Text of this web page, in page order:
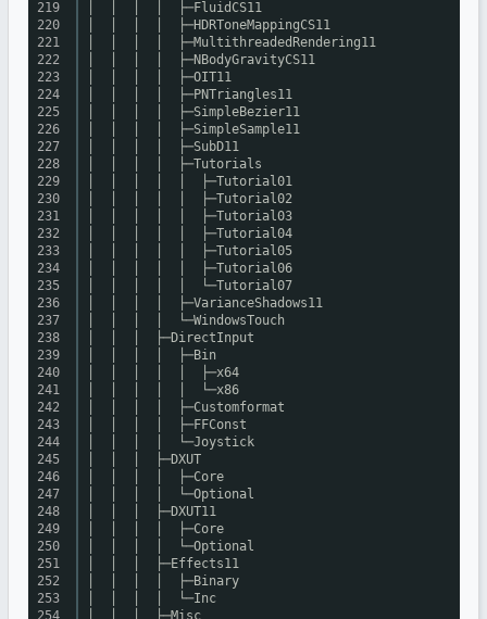
219
220
221
222
223
224
225
226
227
228
229
230
231
232
233
234
235
236
237
238
239
240
241
242
243
244
245
246
247
248
249
250
251
252
253
254
│ │ │ │ ├─FluidCS11
│ │ │ │ ├─HDRToneMappingCS11
│ │ │ │ ├─MultithreadedRendering11
│ │ │ │ ├─NBodyGravityCS11
│ │ │ │ ├─OIT11
│ │ │ │ ├─PNTriangles11
│ │ │ │ ├─SimpleBezier11
│ │ │ │ ├─SimpleSample11
│ │ │ │ ├─SubD11
│ │ │ │ ├─Tutorials
│ │ │ │ │ ├─Tutorial01
│ │ │ │ │ ├─Tutorial02
│ │ │ │ │ ├─Tutorial03
│ │ │ │ │ ├─Tutorial04
│ │ │ │ │ ├─Tutorial05
│ │ │ │ │ ├─Tutorial06
│ │ │ │ │ └─Tutorial07
│ │ │ │ ├─VarianceShadows11
│ │ │ │ └─WindowsTouch
│ │ │ ├─DirectInput
│ │ │ │ ├─Bin
│ │ │ │ │ ├─x64
│ │ │ │ │ └─x86
│ │ │ │ ├─Customformat
│ │ │ │ ├─FFConst
│ │ │ │ └─Joystick
│ │ │ ├─DXUT
│ │ │ │ ├─Core
│ │ │ │ └─Optional
│ │ │ ├─DXUT11
│ │ │ │ ├─Core
│ │ │ │ └─Optional
│ │ │ ├─Effects11
│ │ │ │ ├─Binary
│ │ │ │ └─Inc
│ │ │ ├─Misc